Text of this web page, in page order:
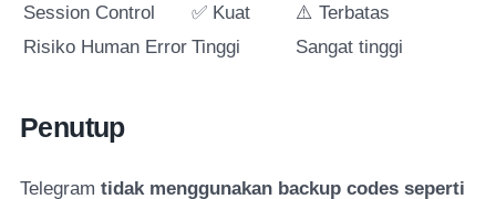
Session Control
✅ Kuat
⚠️ Terbatas
Risiko Human Error Tinggi Sangat tinggi
Penutup
Telegram tidak menggunakan backup codes seperti